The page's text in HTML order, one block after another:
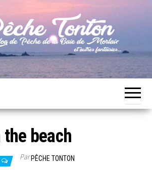
Pêche
Le blog
de
Baie de
beach
ParPÊCHE TONTON